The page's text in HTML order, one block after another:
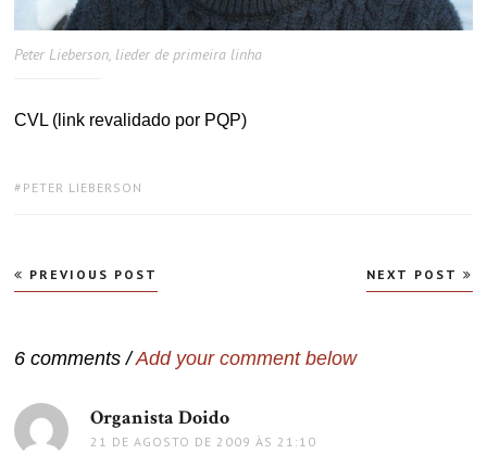
Peter Lieberson, lieder de primeira linha
CVL (link revalidado por PQP)
TAGS:
PETER LIEBERSON
Navegação
de
PREVIOUS POST NEXT POST
6 comments /Add your comment below
Organista Doido
21 DE AGOSTO DE 2009 ÀS 21:10